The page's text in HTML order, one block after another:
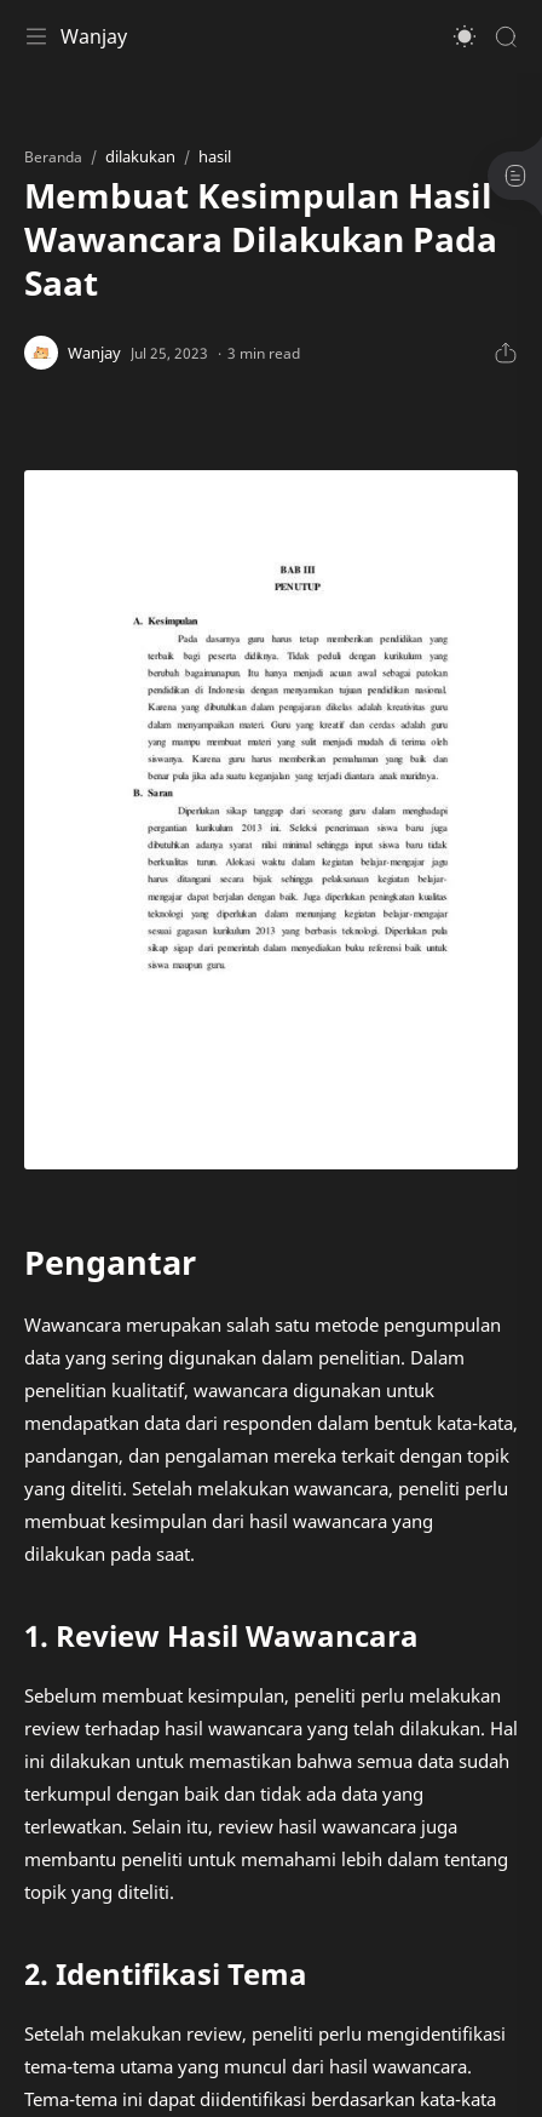
Wanjay
Beranda dilakukan hasil
Membuat Kesimpulan Hasil
Wawancara Dilakukan Pada
Saat
3 min read
Pengantar
Wawancara merupakan salah satu metode pengumpulan
data yang sering digunakan dalam penelitian. Dalam
penelitian kualitatif, wawancara digunakan untuk
mendapatkan data dari responden dalam bentuk kata-kata,
pandangan, dan pengalaman mereka terkait dengan topik
yang diteliti. Setelah melakukan wawancara, peneliti perlu
membuat kesimpulan dari hasil wawancara yang
dilakukan pada saat.
1. Review Hasil Wawancara
Sebelum membuat kesimpulan, peneliti perlu melakukan
review terhadap hasil wawancara yang telah dilakukan. Hal
ini dilakukan untuk memastikan bahwa semua data sudah
terkumpul dengan baik dan tidak ada data yang
terlewatkan. Selain itu, review hasil wawancara juga
membantu peneliti untuk memahami lebih dalam tentang
topik yang diteliti.
2. Identifikasi Tema
Setelah melakukan review, peneliti perlu mengidentifikasi
tema-tema utama yang muncul dari hasil wawancara.
Tema-tema ini dapat diidentifikasi berdasarkan kata-kata